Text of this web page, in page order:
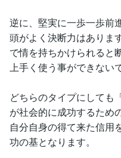
逆に、堅実に一歩一歩前
頭がよく決断力はありま
で情を持ちかけられると
上手く使う事ができない
どちらのタイプにしても
が社会的に成功するため
自分自身の得て来た信用
功の基となります。